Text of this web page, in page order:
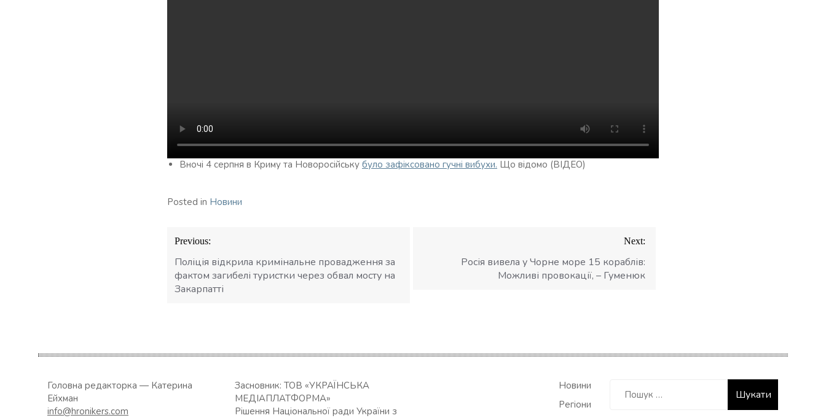
Вночі 4 серпня в Криму та Новоросійську було зафіксовано гучні вибухи. Що відомо (ВІДЕО)
Posted in Новини
Навігація
записів
Previous:
Поліція відкрила кримінальне провадження за
фактом загибелі туристки через обвал мосту на
Закарпатті
Next:
Росія вивела у Чорне море 15 кораблів:
Можливі провокації, – Гуменюк
Головна редакторка — Катерина
Ейхман
info@hronikers.com
Засновник: ТОВ «УКРАЇНСЬКА
МЕДІАПЛАТФОРМА»
Рішення Національної ради України з
Новини
Регіони